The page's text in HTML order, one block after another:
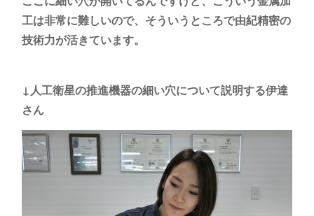
工は非常に難しいので、そういうところで由紀精密の
技術力が活きています。
↓人工衛星の推進機器の細い穴について説明する伊達
さん